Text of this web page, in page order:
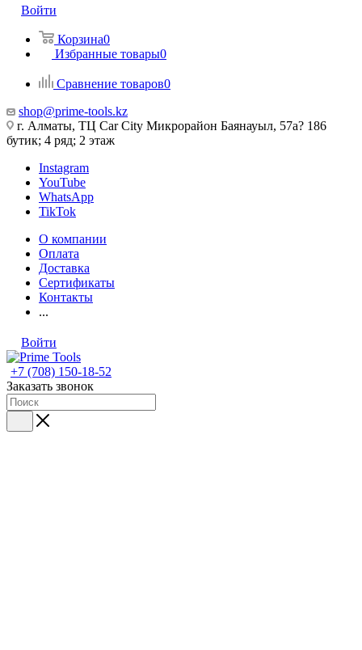
Войти
Корзина0
Избранные товары0
Сравнение товаров0
shop@prime-tools.kz
г. Алматы, ТЦ Car City​ ​Микрорайон Баянауыл, 57а? ​186
бутик; 4 ряд; 2 этаж
Instagram
YouTube
WhatsApp
TikTok
О компании
Оплата
Доставка
Сертификаты
Контакты
...
Войти
+7 (708) 150-18-52
Заказать звонок